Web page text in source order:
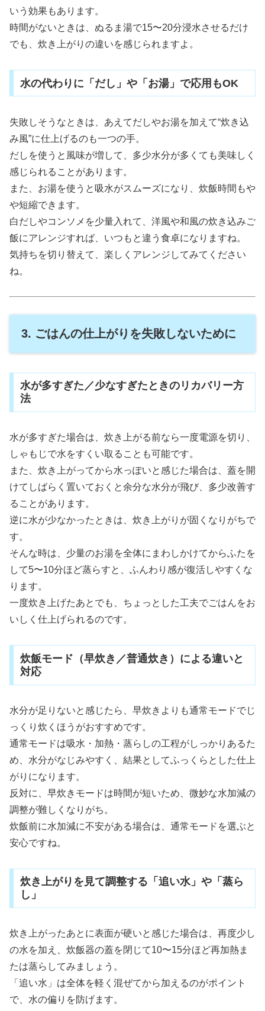
いう効果もあります。
時間がないときは、ぬるま湯で15〜20分浸水させるだけ
でも、炊き上がりの違いを感じられますよ。
水の代わりに「だし」や「お湯」で応用もOK
失敗しそうなときは、あえてだしやお湯を加えて“炊き込
み風”に仕上げるのも一つの手。
だしを使うと風味が増して、多少水分が多くても美味しく
感じられることがあります。
また、お湯を使うと吸水がスムーズになり、炊飯時間もや
や短縮できます。
白だしやコンソメを少量入れて、洋風や和風の炊き込みご
飯にアレンジすれば、いつもと違う食卓になりますね。
気持ちを切り替えて、楽しくアレンジしてみてください
ね。
3. ごはんの仕上がりを失敗しないために
水が多すぎた／少なすぎたときのリカバリー方
法
水が多すぎた場合は、炊き上がる前なら一度電源を切り、
しゃもじで水をすくい取ることも可能です。
また、炊き上がってから水っぽいと感じた場合は、蓋を開
けてしばらく置いておくと余分な水分が飛び、多少改善す
ることがあります。
逆に水が少なかったときは、炊き上がりが固くなりがちで
す。
そんな時は、少量のお湯を全体にまわしかけてからふたを
して5〜10分ほど蒸らすと、ふんわり感が復活しやすくな
ります。
一度炊き上げたあとでも、ちょっとした工夫でごはんをお
いしく仕上げられるのです。
炊飯モード（早炊き／普通炊き）による違いと
対応
水分が足りないと感じたら、早炊きよりも通常モードでじ
っくり炊くほうがおすすめです。
通常モードは吸水・加熱・蒸らしの工程がしっかりあるた
め、水分がなじみやすく、結果としてふっくらとした仕上
がりになります。
反対に、早炊きモードは時間が短いため、微妙な水加減の
調整が難しくなりがち。
炊飯前に水加減に不安がある場合は、通常モードを選ぶと
安心ですね。
炊き上がりを見て調整する「追い水」や「蒸ら
し」
炊き上がったあとに表面が硬いと感じた場合は、再度少し
の水を加え、炊飯器の蓋を閉じて10〜15分ほど再加熱ま
たは蒸らしてみましょう。
「追い水」は全体を軽く混ぜてから加えるのがポイント
で、水の偏りを防げます。